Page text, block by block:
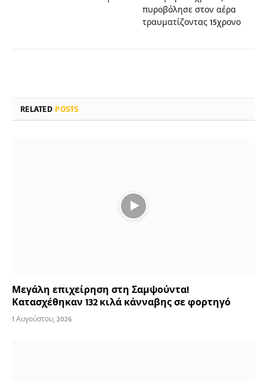
πυροβόλησε στον αέρα
τραυματίζοντας 15χρονο
RELATED POSTS
Μεγάλη επιχείρηση στη Σαμψούντα!
Κατασχέθηκαν 132 κιλά κάνναβης σε φορτηγό
1 Αυγούστου, 2026